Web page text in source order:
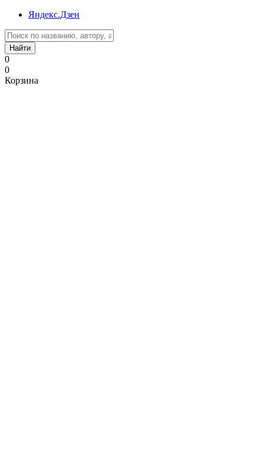
Яндекс.Дзен
Найти
0
0
Корзина